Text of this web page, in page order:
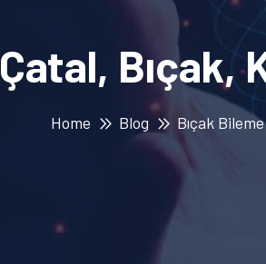
Çatal, Bıçak,
Home Blog Bıçak Bileme